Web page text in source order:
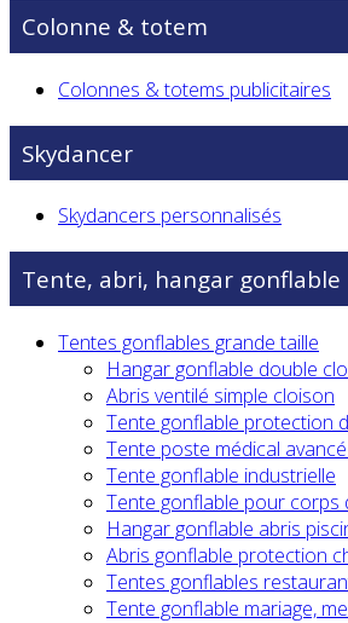
Colonne & totem
Colonnes & totems publicitaires
Skydancer
Skydancers personnalisés
Tente, abri, hangar gonflable
Tentes gonflables grande taille
Hangar gonflable double
Abris ventilé simple cloison
Tente gonflable protection
Tente poste médical
Tente gonflable industrielle
Tente gonflable pour corps
Hangar gonflable abris
Abris gonflable protection
Tentes gonflables
Tente gonflable mariage,